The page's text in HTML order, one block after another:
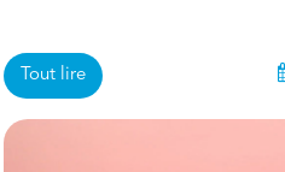
Tout lire